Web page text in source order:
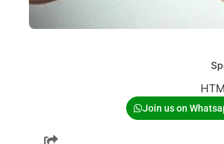
Join us on